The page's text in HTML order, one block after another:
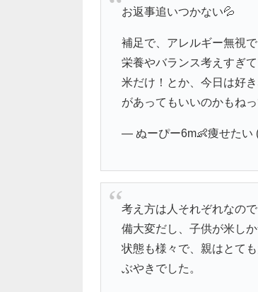
お返事追いつかない💦
補足で、アレルギー無視
栄養やバランス考えすぎ
米だけ！とか、今日は好
があってもいいのかもね
— ぬーぴー6m👶痩せたい
考え方は人それぞれなの
備大変だし、子供が米し
状態も様々で、親はとて
ぶやきでした。